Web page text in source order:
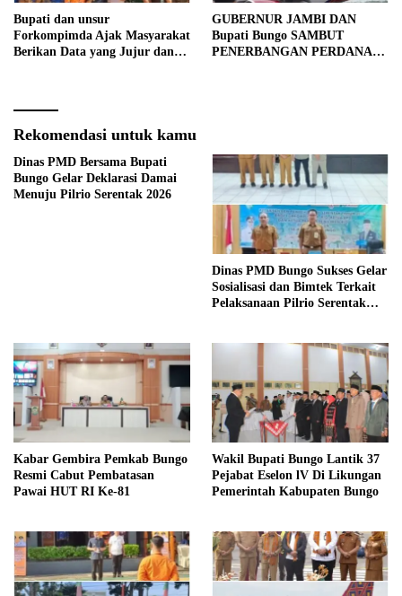
Bupati dan unsur
Forkompimda Ajak Masyarakat
Berikan Data yang Jujur dan
GUBERNUR JAMBI DAN
Bupati Bungo SAMBUT
PENERBANGAN PERDANA
Rekomendasi untuk kamu
Dinas PMD Bersama Bupati
Bungo Gelar Deklarasi Damai
Menuju Pilrio Serentak 2026
Dinas PMD Bungo Sukses Gelar
Sosialisasi dan Bimtek Terkait
Pelaksanaan Pilrio Serentak
Kabar Gembira Pemkab Bungo
Resmi Cabut Pembatasan
Pawai HUT RI Ke-81
Wakil Bupati Bungo Lantik 37
Pejabat Eselon lV Di Likungan
Pemerintah Kabupaten Bungo